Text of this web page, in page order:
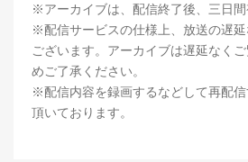
※アーカイブは、配信終了後、三日
※配信サービスの仕様上、放送の遅
ございます。アーカイブは遅延なく
めご了承ください。
※配信内容を録画するなどして再配
頂いております。